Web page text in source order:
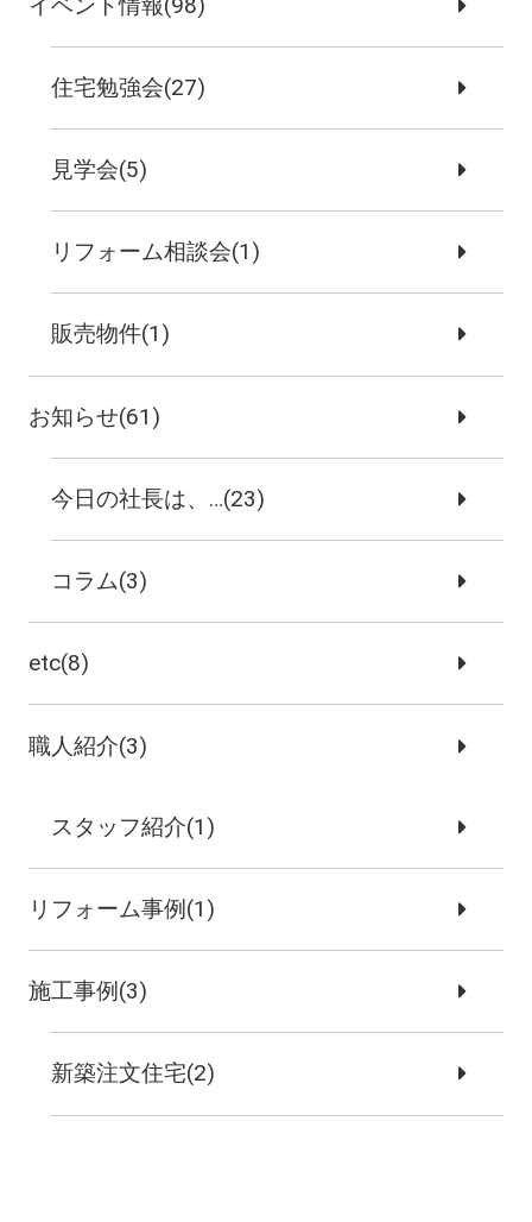
住宅勉強会(27)
見学会(5)
リフォーム相談会(1)
販売物件(1)
お知らせ(61)
今日の社長は、…(23)
コラム(3)
etc(8)
職人紹介(3)
スタッフ紹介(1)
リフォーム事例(1)
施工事例(3)
新築注文住宅(2)